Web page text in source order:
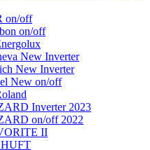
on/off
on/off
New Inverter
New Inverter
New on/off
Inverter 2023
on/off 2022
II